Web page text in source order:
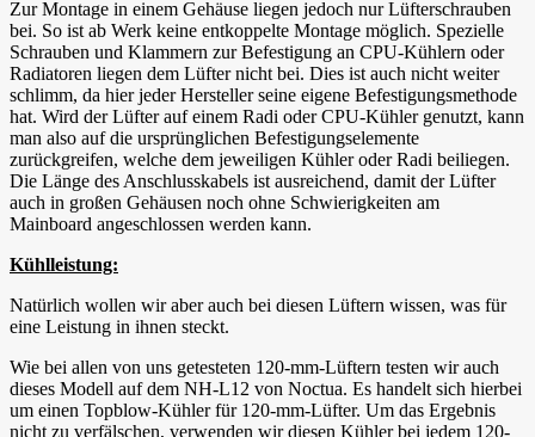
Zur Montage in einem Gehäuse liegen jedoch nur Lüfterschrauben
bei. So ist ab Werk keine entkoppelte Montage möglich. Spezielle
Schrauben und Klammern zur Befestigung an CPU-Kühlern oder
Radiatoren liegen dem Lüfter nicht bei. Dies ist auch nicht weiter
schlimm, da hier jeder Hersteller seine eigene Befestigungsmethode
hat. Wird der Lüfter auf einem Radi oder CPU-Kühler genutzt, kann
man also auf die ursprünglichen Befestigungselemente
zurückgreifen, welche dem jeweiligen Kühler oder Radi beiliegen.
Die Länge des Anschlusskabels ist ausreichend, damit der Lüfter
auch in großen Gehäusen noch ohne Schwierigkeiten am
Mainboard angeschlossen werden kann.
Kühlleistung:
Natürlich wollen wir aber auch bei diesen Lüftern wissen, was für
eine Leistung in ihnen steckt.
Wie bei allen von uns getesteten 120-mm-Lüftern testen wir auch
dieses Modell auf dem NH-L12 von Noctua. Es handelt sich hierbei
um einen Topblow-Kühler für 120-mm-Lüfter. Um das Ergebnis
nicht zu verfälschen, verwenden wir diesen Kühler bei jedem 120-